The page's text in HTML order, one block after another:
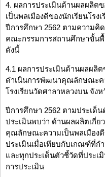
4. ผลการประเมินด้านผลผลิ
เป็นพลเมืองดีของนักเรียนโรง
ปีการศึกษา 2562 ตามความคิ
คณะกรรมการสถานศึกษาขั้นพื้
ดังนี้
4.1 ผลการประเมินด้านผลผลิ
ดำเนินการพัฒนาคุณลักษณะค
โรงเรียนวัดศาลาหลวงบน จัง
ปีการศึกษา 2562 ตามประเด็
ประเมินพบว่า ด้านผลผลิตเกี่
คุณลักษณะความเป็นพลเมืองดี
ประเมินเมื่อเทียบกับเกณฑ์ที่
และทุกประเด็นตัวชี้วัดที่ประ
การประเมิน